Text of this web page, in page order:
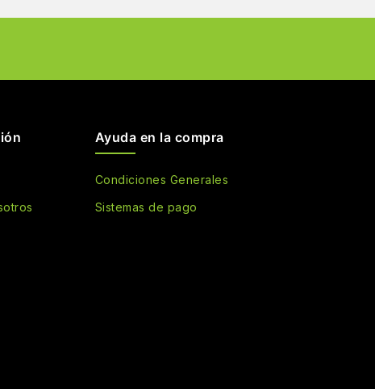
Ayuda en la compra
Condiciones Generales
Sistemas de pago